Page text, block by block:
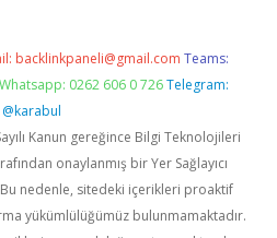
backlinkpaneli@gmail.com Teams:
Whatsapp: 0262 606 0 726 Telegram:
@karabul
Kanun gereğince Bilgi Teknolojileri
onaylanmış bir Yer Sağlayıcı
nedenle, sitedeki içerikleri proaktif
yükümlülüğümüz bulunmamaktadır.